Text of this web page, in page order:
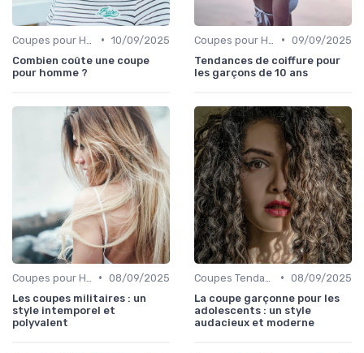
• 10/09/2025
Combien coûte une coupe
pour homme ?
• 09/09/2025
Tendances de coiffure pour
les garçons de 10 ans
• 08/09/2025
Les coupes militaires : un
style intemporel et
polyvalent
• 08/09/2025
La coupe garçonne pour les
adolescents : un style
audacieux et moderne